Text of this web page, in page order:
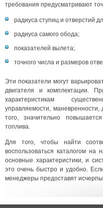
требования предусматривают
радиуса ступиц и отверстий
радиуса самого обода;
показателей вылета;
точного числа и размеров
Эти показатели могут
двигателя и комплектации.
характеристикам
управляемости,
того, значительно
топлива.
Для того, чтобы найти
воспользоваться каталогом на
основные характеристики, и
это очень быстро и удобно.
менеджеры предоставят